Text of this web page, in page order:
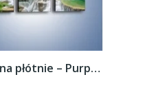
Obraz na płótnie – Purpurowy las i...